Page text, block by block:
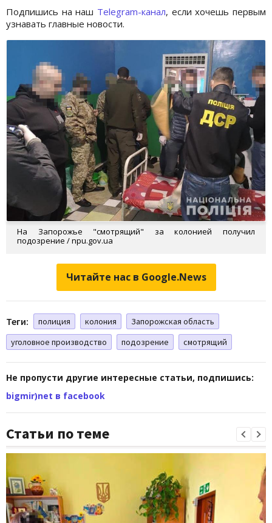
Подпишись на наш Telegram-канал, если хочешь первым
узнавать главные новости.
На Запорожье "смотрящий" за колонией получил
подозрение / npu.gov.ua
Читайте нас в Google.News
Теги: полиция колония
Запорожская область
уголовное производство
подозрение смотрящий
Не пропусти другие интересные статьи, подпишись:
bigmir)net в facebook
Статьи по теме